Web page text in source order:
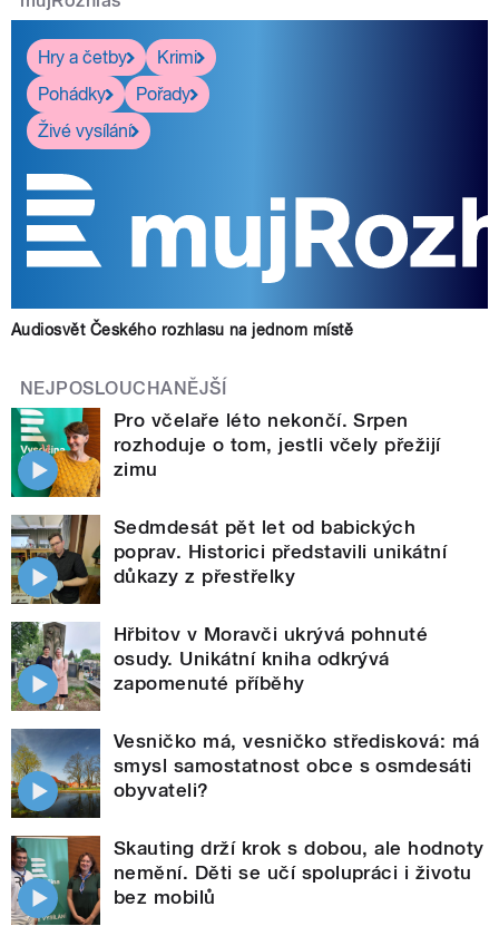
Hry a četby
Krimi
Pohádky
Pořady
Živé vysílání
Audiosvět Českého rozhlasu na jednom místě
NEJPOSLOUCHANĚJŠÍ
Pro včelaře léto nekončí. Srpen
rozhoduje o tom, jestli včely přežijí
zimu
Sedmdesát pět let od babických
poprav. Historici představili unikátní
důkazy z přestřelky
Hřbitov v Moravči ukrývá pohnuté
osudy. Unikátní kniha odkrývá
zapomenuté příběhy
Vesničko má, vesničko středisková: má
smysl samostatnost obce s osmdesáti
obyvateli?
Skauting drží krok s dobou, ale hodnoty
nemění. Děti se učí spolupráci i životu
bez mobilů